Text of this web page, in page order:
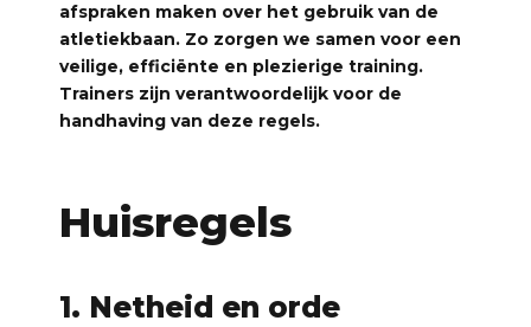
afspraken maken over het gebruik van de
atletiekbaan. Zo zorgen we samen voor een
veilige, efficiënte en plezierige training.
Trainers zijn verantwoordelijk voor de
handhaving van deze regels.
Huisregels
1. Netheid en orde